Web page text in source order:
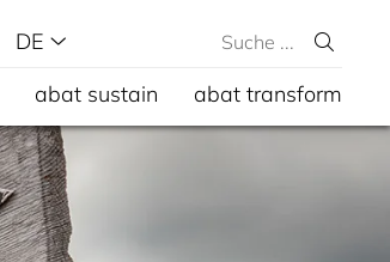
DE
abat sustain abat transform